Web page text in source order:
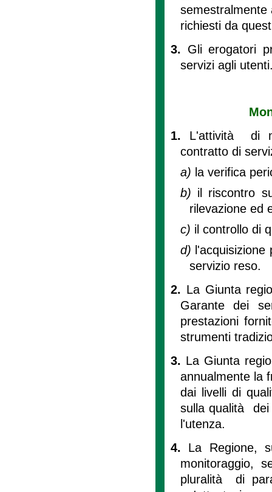
semestralmente
richiesti da
3. Gli erogatori
servizi agli
1. L'attività di
contratto di
a) la verifica
b) il riscontro
rilevazione ed
c) il controllo di
d)
servizio reso.
2. La Giunta
Garante dei
prestazioni
strumenti
3. La Giunta
annualmente la
dai livelli di
sulla qualità dei
l'utenza.
4. La Regione,
monitoraggio,
pluralità di